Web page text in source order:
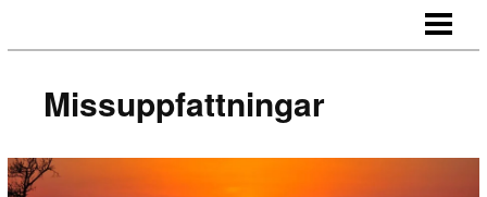
Missuppfattningar